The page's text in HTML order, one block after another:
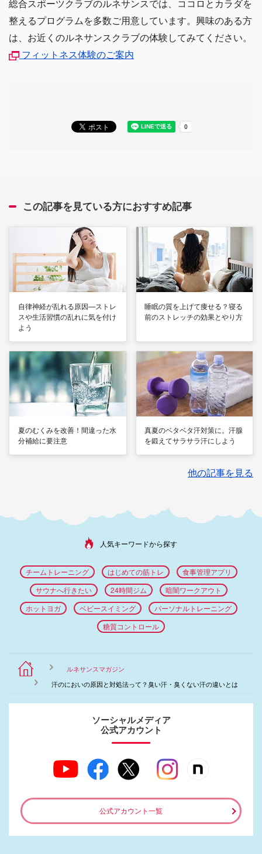
総合スポーツクラブのルネサンスでは、ココロとカラダを
整えるプログラムを多数ご用意しています。興味のある方
は、お近くのルネサンスクラブの体験してみてください。
フィットネス体験のご案内
この記事を見ている方におすすめ記事
自律神経が乱れる原因—ストレ
スや生活習慣の乱れに気を付け
よう
睡眠の質を上げて痩せる？寝る
前のストレッチの効果とやり方
夏のむくみを改善！間違った水
分補給に要注意
真夏のベタベタ汗対策に。汗腺
を鍛えてサラサラ汗にしよう
他の記事を見る
人気キーワードから探す
チームトレーニング はじめての筋トレ
食事管理アプリ
サウナへ行きたい
24時間ジム
暗闇ワークアウト
ホットヨガ
ベビースイミング
パーソナルトレーニング
糖質コントロール
ルネサンスマガジン
汗のにおいの原因と対処法って？臭い汗・臭くない汗の違いとは
ソーシャルメディア
公式アカウント
公式アカウント一覧